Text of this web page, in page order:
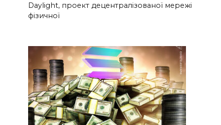
Daylight, проект децентралізованої мережі
фізичної